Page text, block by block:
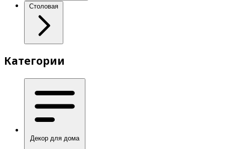
Столовая
Категории
Декор для дома